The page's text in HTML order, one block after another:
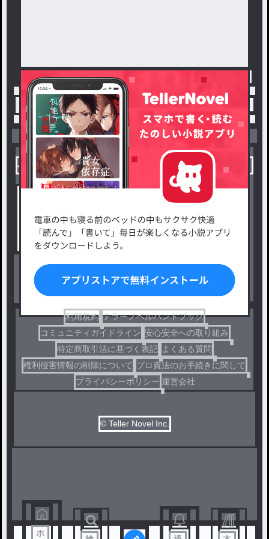
トップ 「≡⊂( ^-^)⊃🔨‪‪❤︎‬」最新作：人間怪異なんて
小説を探す
小説コンテスト応募・公募
出版・メディアミックス作品
ジャンルから探す
恋愛・ロマンス
ファンタジー・異世界・SF
ドラマ
利用規約 テラーノベルハンドブック
コミュニティガイドライン 安心安全への取り組み
特定商取引法に基づく表記 よくある質問
権利侵害情報の削除について プロ責法のお手続きに関して
プライバシーポリシー 運営会社
© Teller Novel Inc.
ホ